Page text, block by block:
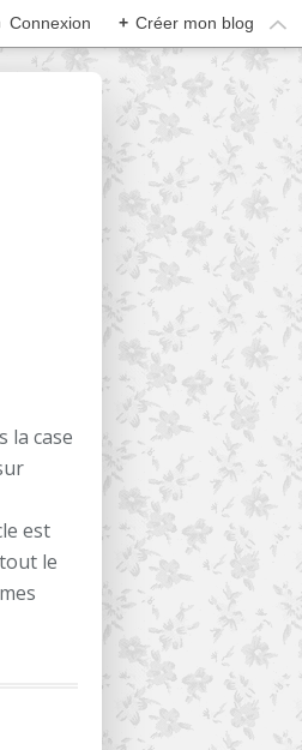
Connexion + Créer mon blog
la case
est
le